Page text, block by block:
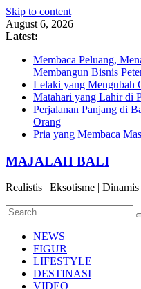
Skip to content
August 6, 2026
Latest:
Membaca Peluang,
Membangun Bisnis
Lelaki yang Mengubah
Matahari yang Lahir di
Perjalanan Panjang di
Orang
Pria yang Membaca
MAJALAH BALI
Realistis | Eksotisme | Dinamis
NEWS
FIGUR
LIFESTYLE
DESTINASI
VIDEO